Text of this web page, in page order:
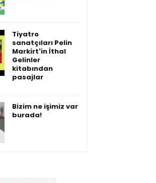
Tiyatro
sanatçıları Pelin
Markirt'in İthal
Gelinler
kitabından
pasajlar
Bizim ne işimiz var
burada!